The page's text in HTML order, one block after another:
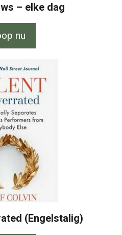
– elke dag
nu
(Engelstalig)